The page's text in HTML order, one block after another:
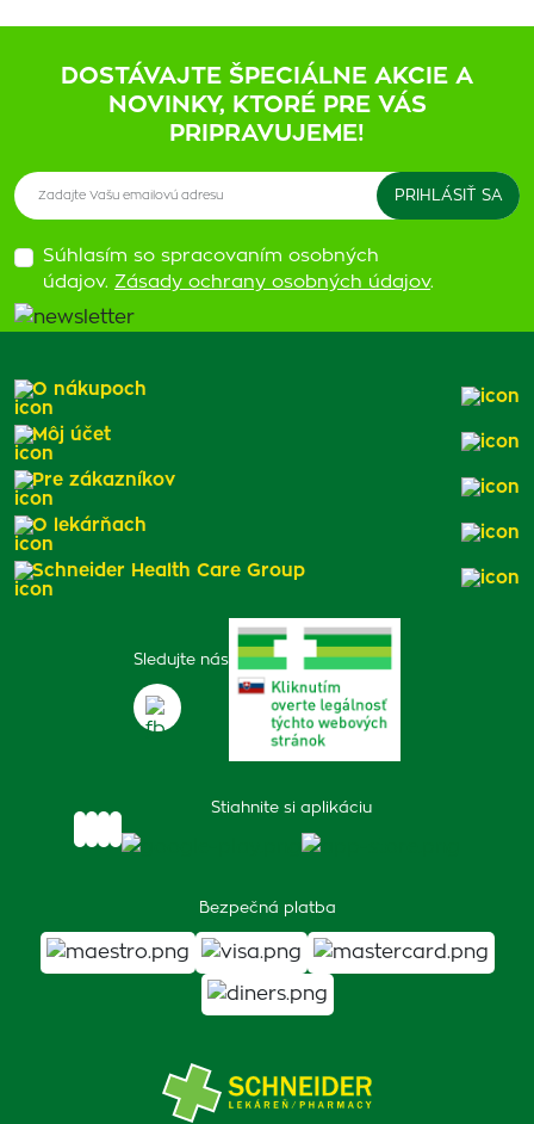
DOSTÁVAJTE ŠPECIÁLNE AKCIE A
NOVINKY, KTORÉ PRE VÁS
PRIPRAVUJEME!
Súhlasím so spracovaním osobných
údajov. Zásady ochrany osobných údajov.
Sledujte nás
Stiahnite si aplikáciu
Bezpečná platba
O nákupoch
Môj účet
Pre zákazníkov
O lekárňach
Schneider Health Care Group